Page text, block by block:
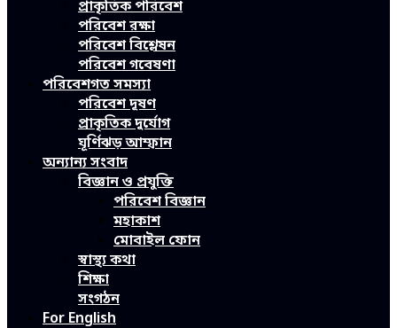
প্রাকৃতিক পরিবেশ
পরিবেশ রক্ষা
পরিবেশ বিশ্লেষন
পরিবেশ গবেষণা
পরিবেশগত সমস্যা
পরিবেশ দূষণ
প্রাকৃতিক দুর্যোগ
ঘূর্ণিঝড় আম্ফান
অন্যান্য সংবাদ
বিজ্ঞান ও প্রযুক্তি
পরিবেশ বিজ্ঞান
মহাকাশ
মোবাইল ফোন
স্বাস্থ্য কথা
শিক্ষা
সংগঠন
For English